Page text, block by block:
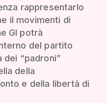
rappresentarlo
il movimenti di
GI potrà
del partito
“padroni”
della
e della libertà di